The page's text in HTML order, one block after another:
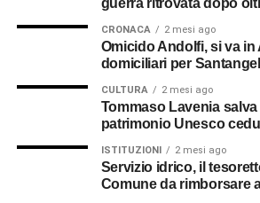
guerra ritrovata dopo
CRONACA 2 mesi ago
Omicido Andolfi, si va
domiciliari per
CULTURA 2 mesi ago
Tommaso Lavenia
patrimonio Unesco
ISTITUZIONI 2 mesi ago
Servizio idrico, il
Comune da rimborsare